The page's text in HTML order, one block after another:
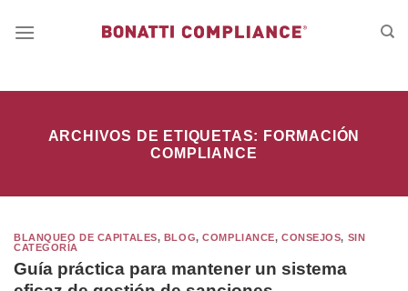
ARCHIVOS DE ETIQUETAS: FORMACIÓN
COMPLIANCE
BLANQUEO DE CAPITALES, BLOG,COMPLIANCE, CONSEJOS, SIN
CATEGORÍA
Guía práctica para mantener un sistema